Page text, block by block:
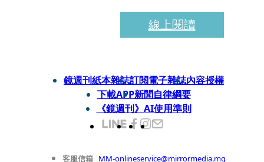
線上閱讀
鏡週刊紙本雜誌訂閱電子雜誌內容授權
下載APP新聞自律綱要
《鏡週刊》AI使用準則
客服信箱 MM-onlineservice@mirrormedia.mg